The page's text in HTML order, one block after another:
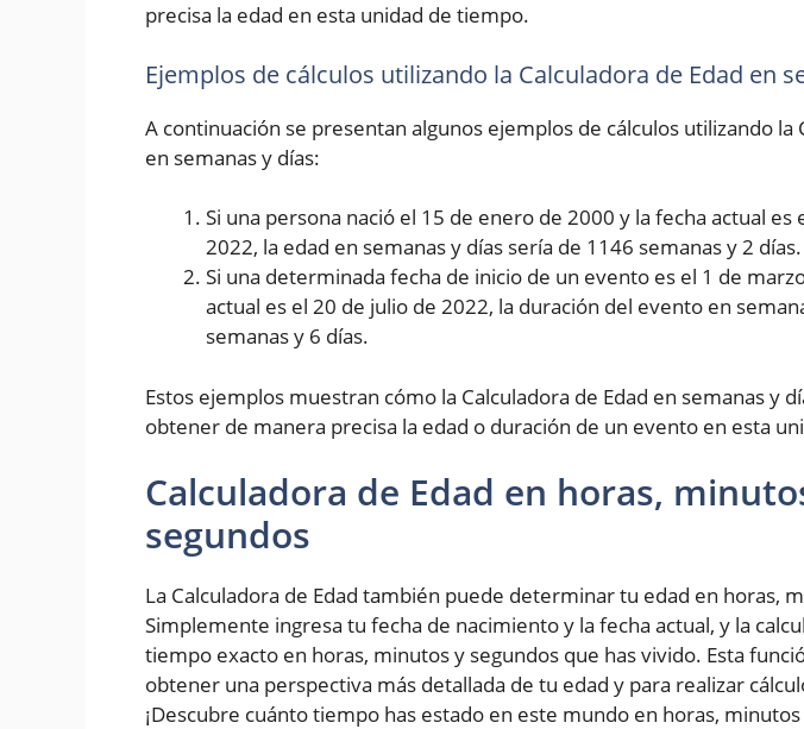
precisa la edad en esta unidad de tiempo.
Ejemplos de cálculos utilizando la Calculadora de Edad en
A continuación se presentan algunos ejemplos de cálculos utilizando la
en semanas y días:
Si una persona nació el 15 de enero de 2000 y la fecha actual es
2022, la edad en semanas y días sería de 1146 semanas y 2 días.
Si una determinada fecha de inicio de un evento es el 1 de
actual es el 20 de julio de 2022, la duración del evento en
semanas y 6 días.
Estos ejemplos muestran cómo la Calculadora de Edad en semanas y
obtener de manera precisa la edad o duración de un evento en esta
Calculadora de Edad en horas,
segundos
La Calculadora de Edad también puede determinar tu edad en horas,
Simplemente ingresa tu fecha de nacimiento y la fecha actual, y la
tiempo exacto en horas, minutos y segundos que has vivido. Esta
obtener una perspectiva más detallada de tu edad y para realizar
¡Descubre cuánto tiempo has estado en este mundo en horas,